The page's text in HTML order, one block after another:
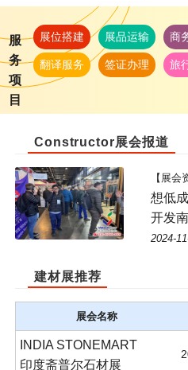
服
务
项
目
展位搭建 展品运输 商
翻译服务 签证办理 旅
Constructor展会报道
【展会
想低
开发
2024-
建材展推荐
展会名称
INDIA STONEMART
印度斋普尔石材展